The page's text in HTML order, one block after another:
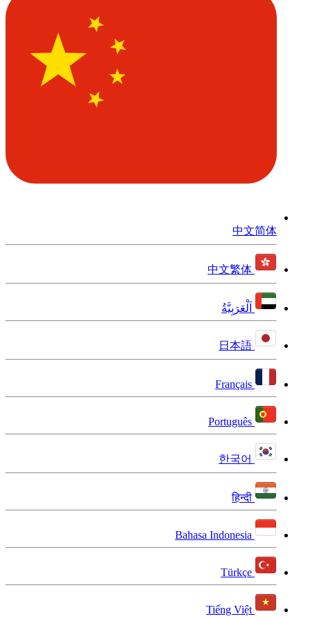
中文简体
中文繁体
اَلْعَرَبِيَّةُ
日本語
Français
Português
한국어
हिन्दी
Bahasa Indonesia
Türkçe
Tiếng Việt